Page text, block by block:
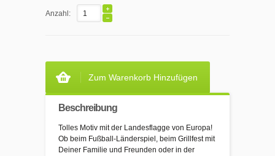
Anzahl:
Zum Warenkorb Hinzufügen
Beschreibung
Tolles Motiv mit der Landesflagge von Europa!
Ob beim Fußball-Länderspiel, beim Grillfest mit
Deiner Familie und Freunden oder in der